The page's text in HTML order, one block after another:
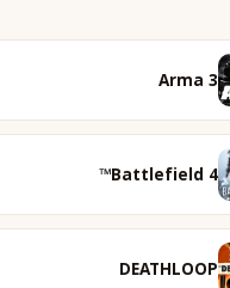
Arma 3
Battlefield 4™
DEATHLOOP